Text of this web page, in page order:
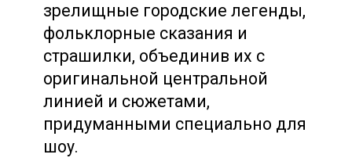
зрелищные городские легенды,
фольклорные сказания и
страшилки, объединив их с
оригинальной центральной
линией и сюжетами,
придуманными специально для
шоу.